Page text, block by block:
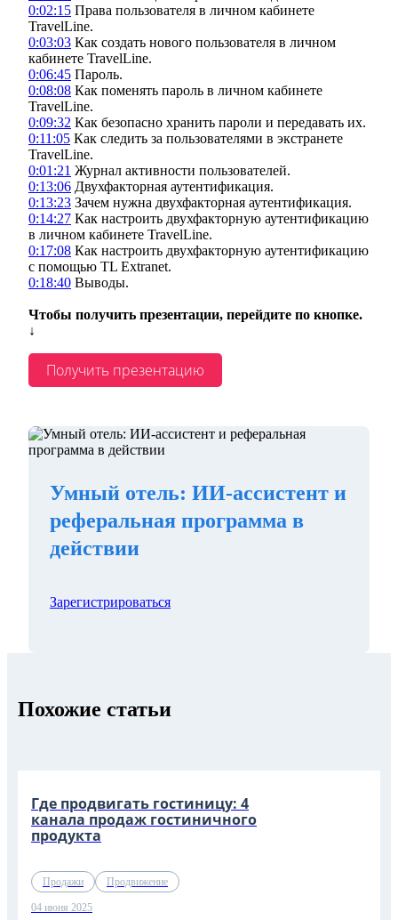
0:02:15 Права пользователя в личном кабинете
TravelLine.
0:03:03 Как создать нового пользователя в личном
кабинете TravelLine.
0:06:45 Пароль.
0:08:08 Как поменять пароль в личном кабинете
TravelLine.
0:09:32 Как безопасно хранить пароли и передавать их.
0:11:05 Как следить за пользователями в экстранете
TravelLine.
0:01:21 Журнал активности пользователей.
0:13:06 Двухфакторная аутентификация.
0:13:23 Зачем нужна двухфакторная аутентификация.
0:14:27 Как настроить двухфакторную аутентификацию
в личном кабинете TravelLine.
0:17:08 Как настроить двухфакторную аутентификацию
с помощью TL Extranet.
0:18:40 Выводы.
Чтобы получить презентации, перейдите по кнопке.
↓
Получить презентацию
Умный отель: ИИ-ассистент и
реферальная программа в
действии
Зарегистрироваться
Похожие статьи
Где продвигать гостиницу: 4
канала продаж гостиничного
продукта
Продажи Продвижение
04 июня 2025